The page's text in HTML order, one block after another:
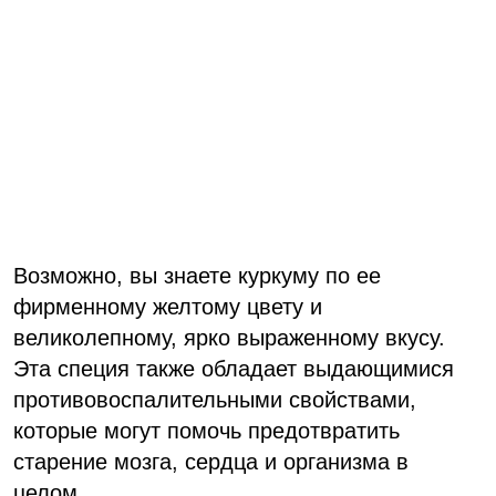
Возможно, вы знаете куркуму по ее
фирменному желтому цвету и
великолепному, ярко выраженному вкусу.
Эта специя также обладает выдающимися
противовоспалительными свойствами,
которые могут помочь предотвратить
старение мозга, сердца и организма в